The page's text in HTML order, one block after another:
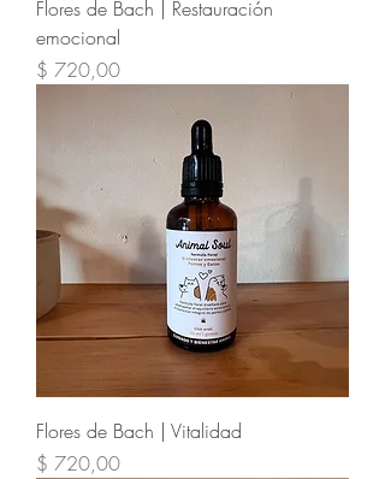
Flores de Bach | Restauración
emocional
Precio
$ 720,00
Flores de Bach | Vitalidad
Precio
$ 720,00